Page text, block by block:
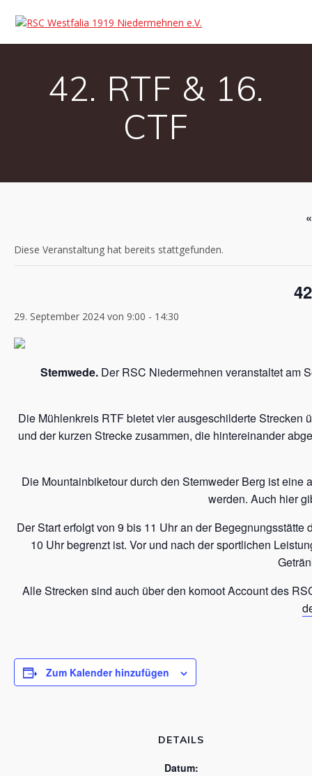
42. RTF & 16.
CTF
Diese Veranstaltung hat bereits stattgefunden.
29. September 2024 von 9:00 - 14:30
Stemwede. Der RSC Niedermehnen veranstaltet am
Die Mühlenkreis RTF bietet vier ausgeschilderte Strecken
und der kurzen Strecke zusammen, die hintereinander
Die Mountainbiketour durch den Stemweder Berg ist
werden. Auch hier
Der Start erfolgt von 9 bis 11 Uhr an der
10 Uhr begrenzt ist. Vor und nach der sportlichen
Alle Strecken sind auch über den komoot Account des
Zum Kalender hinzufügen
DETAILS
Datum: